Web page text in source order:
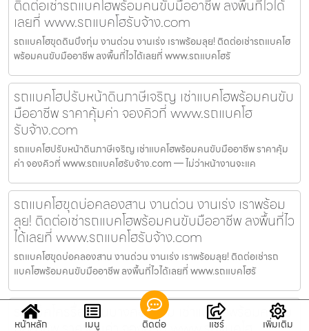
ติดต่อเช่ารถแบคโฮพร้อมคนขับมืออาชีพ ลงพื้นที่ไวได้
เลยที่ www.รถแบคโฮรับจ้าง.com
รถแบคโฮขุดดินบึงกุ่ม งานด่วน งานเร่ง เราพร้อมลุย! ติดต่อเช่ารถแบคโฮ
พร้อมคนขับมืออาชีพ ลงพื้นที่ไวได้เลยที่ www.รถแบคโฮรั
รถแบคโฮปรับหน้าดินภาษีเจริญ เช่าแบคโฮพร้อมคนขับ
มืออาชีพ ราคาคุ้มค่า จองคิวที่ www.รถแบคโฮ
รับจ้าง.com
รถแบคโฮปรับหน้าดินภาษีเจริญ เช่าแบคโฮพร้อมคนขับมืออาชีพ ราคาคุ้ม
ค่า จองคิวที่ www.รถแบคโฮรับจ้าง.com — ไม่ว่าหน้างานจะแค
รถแบคโฮขุดบ่อคลองสาน งานด่วน งานเร่ง เราพร้อม
ลุย! ติดต่อเช่ารถแบคโฮพร้อมคนขับมืออาชีพ ลงพื้นที่ไว
ได้เลยที่ www.รถแบคโฮรับจ้าง.com
รถแบคโฮขุดบ่อคลองสาน งานด่วน งานเร่ง เราพร้อมลุย! ติดต่อเช่ารถ
แบคโฮพร้อมคนขับมืออาชีพ ลงพื้นที่ไวได้เลยที่ www.รถแบคโฮรั
รถแม็คโครรื้อถอนบางคอแหลม เช่าแบคโฮพร้อมคนขับ
หน้าหลัก เมนู ติดต่อ แชร์ เพิ่มเติม